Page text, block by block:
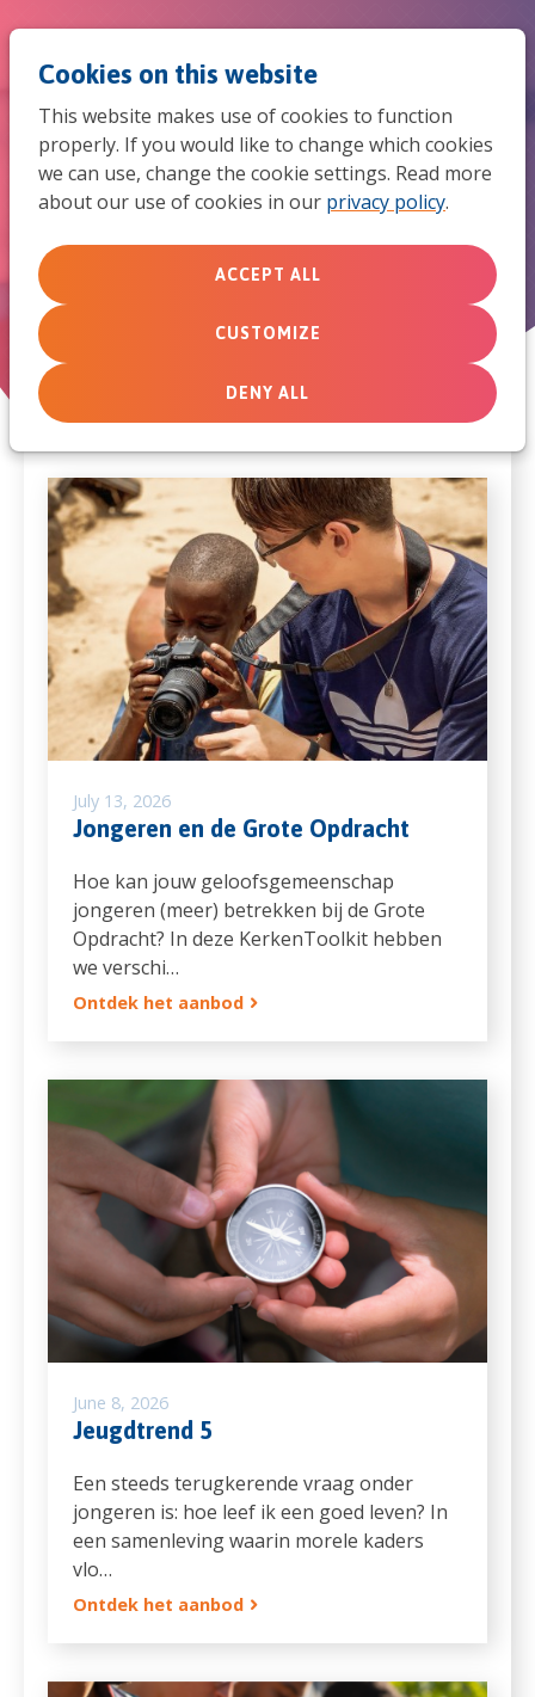
Cookies on this website
This website makes use of cookies to function
properly. If you would like to change which cookies
we can use, change the cookie settings. Read more
about our use of cookies in our privacy policy.
ACCEPT ALL
CUSTOMIZE
DENY ALL
Handige overzichten vanuit de
alliantie van MissieNederland
July 13, 2026
Jongeren en de Grote Opdracht
Hoe kan jouw geloofsgemeenschap
jongeren (meer) betrekken bij de Grote
Opdracht? In deze KerkenToolkit hebben
we verschi…
Ontdek het aanbod
June 8, 2026
Jeugdtrend 5
Een steeds terugkerende vraag onder
jongeren is: hoe leef ik een goed leven? In
een samenleving waarin morele kaders
vlo…
Ontdek het aanbod